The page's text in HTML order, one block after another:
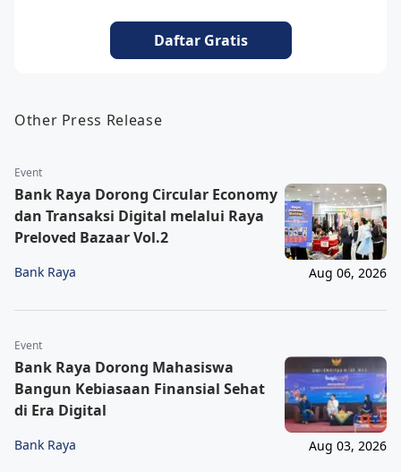
Daftar Gratis
Other Press Release
Event
Bank Raya Dorong Circular Economy
dan Transaksi Digital melalui Raya
Preloved Bazaar Vol.2
Bank Raya Aug 06, 2026
Event
Bank Raya Dorong Mahasiswa
Bangun Kebiasaan Finansial Sehat
di Era Digital
Bank Raya Aug 03, 2026